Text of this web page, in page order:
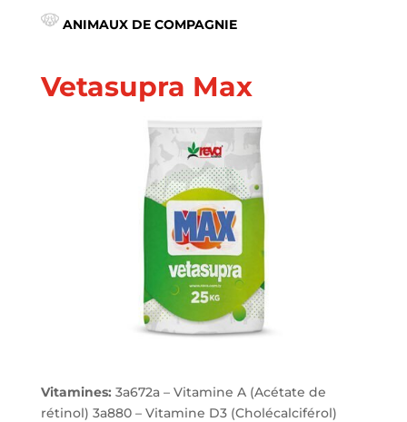
ANIMAUX DE COMPAGNIE
Vetasupra Max
Vitamines: 3a672a – Vitamine A (Acétate de
rétinol) 3a880 – Vitamine D3 (Cholécalciférol)